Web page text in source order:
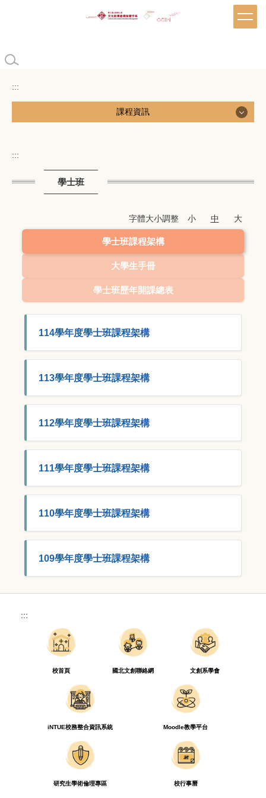
內
:::
課程資訊
:::
學士班
字體大小調整 小 中 大
學士班課程架構
大學生手冊
學士班歷年開課總表
114學年度學士班課程架構
113學年度學士班課程架構
112學年度學士班課程架構
111學年度學士班課程架構
110學年度學士班課程架構
109學年度學士班課程架構
:::
校首頁 國北文創聯絡網 文創系學會
iNTUE校務整合資訊系統 Moodle教學平台
研究生學術倫理專區 校行事曆